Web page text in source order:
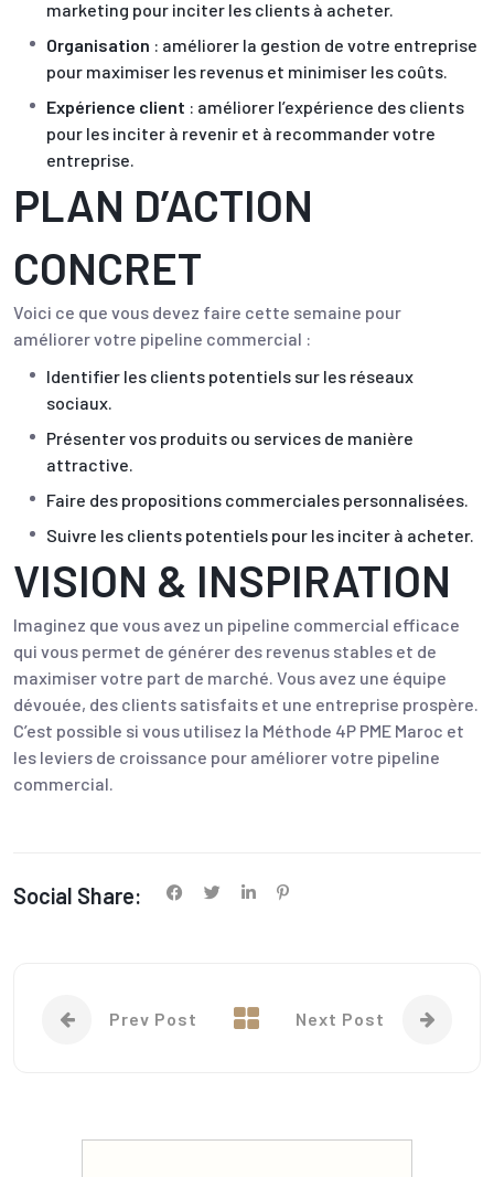
marketing pour inciter les clients à acheter.
Organisation : améliorer la gestion de votre entreprise
pour maximiser les revenus et minimiser les coûts.
Expérience client : améliorer l’expérience des clients
pour les inciter à revenir et à recommander votre
entreprise.
PLAN D’ACTION
CONCRET
Voici ce que vous devez faire cette semaine pour
améliorer votre pipeline commercial :
Identifier les clients potentiels sur les réseaux
sociaux.
Présenter vos produits ou services de manière
attractive.
Faire des propositions commerciales personnalisées.
Suivre les clients potentiels pour les inciter à acheter.
VISION & INSPIRATION
Imaginez que vous avez un pipeline commercial efficace
qui vous permet de générer des revenus stables et de
maximiser votre part de marché. Vous avez une équipe
dévouée, des clients satisfaits et une entreprise prospère.
C’est possible si vous utilisez la Méthode 4P PME Maroc et
les leviers de croissance pour améliorer votre pipeline
commercial.
Social Share:
Prev Post Next Post